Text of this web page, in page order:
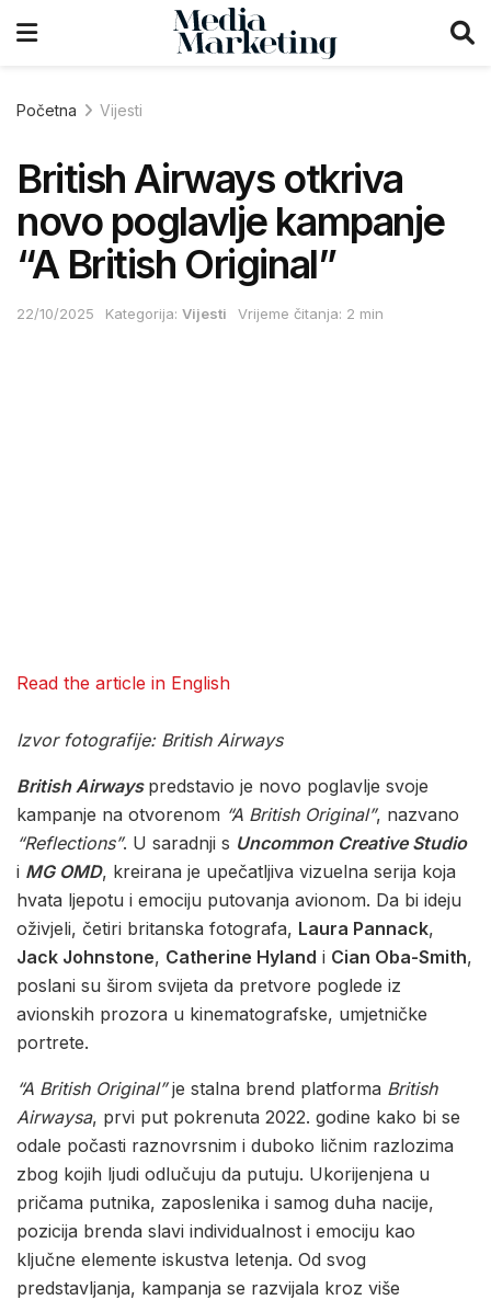
Početna Vijesti
British Airways otkriva
novo poglavlje kampanje
“A British Original”
22/10/2025 Kategorija: Vijesti Vrijeme čitanja: 2 min
Read the article in English
Izvor fotografije: British Airways
British Airways predstavio je novo poglavlje svoje
kampanje na otvorenom “A British Original”, nazvano
“Reflections”. U saradnji s Uncommon Creative Studio
i MG OMD, kreirana je upečatljiva vizuelna serija koja
hvata ljepotu i emociju putovanja avionom. Da bi ideju
oživjeli, četiri britanska fotografa, Laura Pannack,
Jack Johnstone, Catherine Hyland i Cian Oba-Smith,
poslani su širom svijeta da pretvore poglede iz
avionskih prozora u kinematografske, umjetničke
portrete.
“A British Original”je stalna brend platforma British
Airwaysa, prvi put pokrenuta 2022. godine kako bi se
odale počasti raznovrsnim i duboko ličnim razlozima
zbog kojih ljudi odlučuju da putuju. Ukorijenjena u
pričama putnika, zaposlenika i samog duha nacije,
pozicija brenda slavi individualnost i emociju kao
ključne elemente iskustva letenja. Od svog
predstavljanja, kampanja se razvijala kroz više